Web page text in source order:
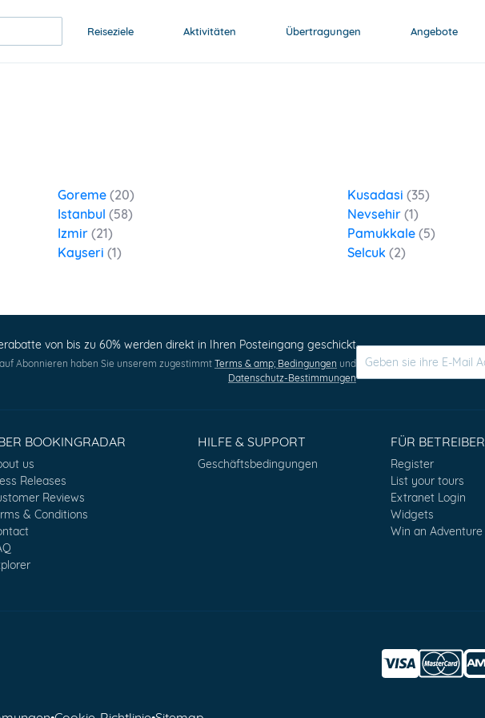
Reiseziele Aktivitäten Übertragungen Angebote
Goreme (20)
Istanbul (58)
Izmir (21)
Kayseri (1)
Kusadasi (35)
Nevsehir (1)
Pamukkale (5)
Selcuk (2)
von bis zu 60% werden direkt in Ihren Posteingang geschickt
Abonnieren haben Sie unserem zugestimmt Terms & amp; Bedingungen und
Datenschutz-Bestimmungen
BOOKINGRADAR
us
Releases
Reviews
& Conditions
HILFE & SUPPORT
Geschäftsbedingungen
FÜR BETREIBER
Register
List your tours
Extranet Login
Widgets
Win an Adventure